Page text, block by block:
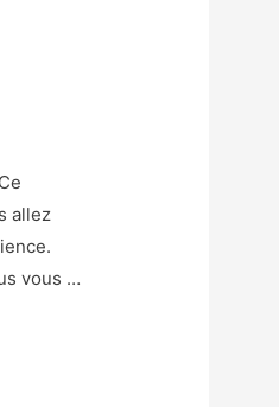
allez
vous …